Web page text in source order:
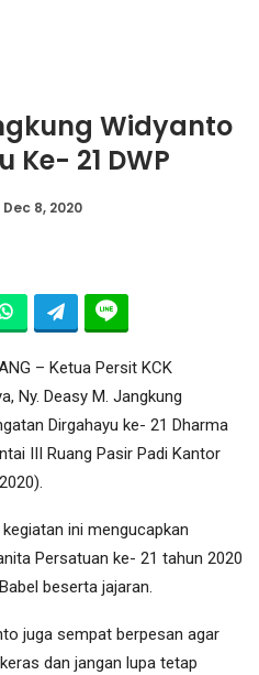
Widyanto
21 DWP
Dec 8, 2020
– Ketua Persit KCK
Ny. Deasy M. Jangkung
Dirgahayu ke- 21 Dharma
III Ruang Pasir Padi Kantor
ini mengucapkan
Persatuan ke- 21 tahun 2020
beserta jajaran.
juga sempat berpesan agar
dan jangan lupa tetap